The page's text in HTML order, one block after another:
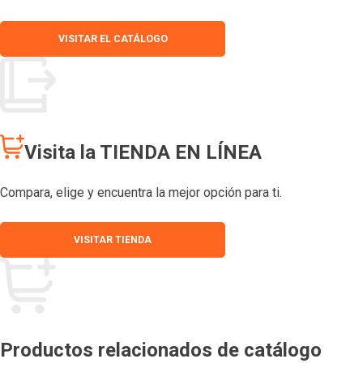
VISITAR EL CATÁLOGO
Visita la TIENDA EN LÍNEA
Compara, elige y encuentra la mejor opción para ti.
VISITAR TIENDA
Productos relacionados de catálogo